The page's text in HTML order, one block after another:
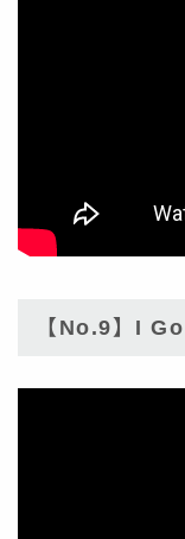
【No.9】I Go